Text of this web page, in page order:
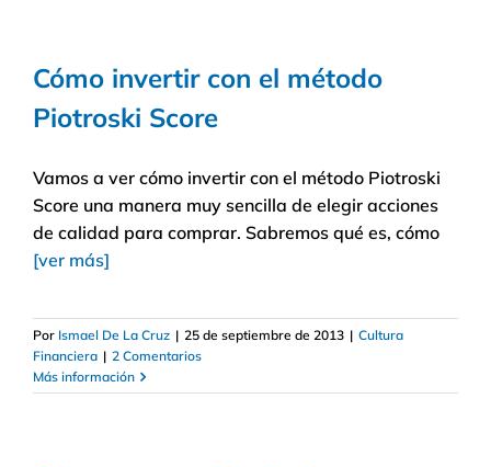
Cómo invertir con el método
Piotroski Score
Vamos a ver cómo invertir con el método Piotroski
Score una manera muy sencilla de elegir acciones
de calidad para comprar. Sabremos qué es, cómo
[ver más]
Por Ismael De La Cruz | 25 de septiembre de 2013 | Cultura
Financiera | 2 Comentarios
Más información